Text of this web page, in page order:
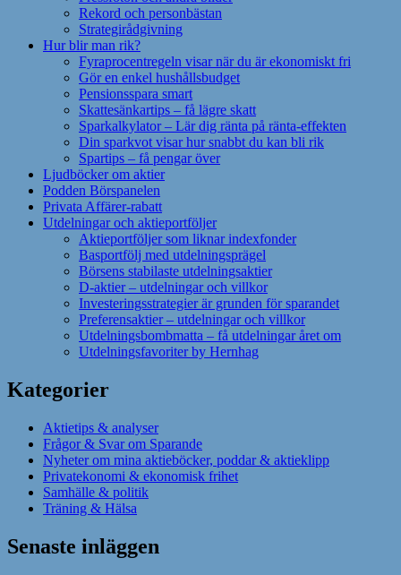
Rekord och personbästan
Strategirådgivning
Hur blir man rik?
Fyraprocentregeln visar när du är ekonomiskt fri
Gör en enkel hushållsbudget
Pensionsspara smart
Skattesänkartips – få lägre skatt
Sparkalkylator – Lär dig ränta på ränta-effekten
Din sparkvot visar hur snabbt du kan bli rik
Spartips – få pengar över
Ljudböcker om aktier
Podden Börspanelen
Privata Affärer-rabatt
Utdelningar och aktieportföljer
Aktieportföljer som liknar indexfonder
Basportfölj med utdelningsprägel
Börsens stabilaste utdelningsaktier
D-aktier – utdelningar och villkor
Investeringsstrategier är grunden för sparandet
Preferensaktier – utdelningar och villkor
Utdelningsbombmatta – få utdelningar året om
Utdelningsfavoriter by Hernhag
Kategorier
Aktietips & analyser
Frågor & Svar om Sparande
Nyheter om mina aktieböcker, poddar & aktieklipp
Privatekonomi & ekonomisk frihet
Samhälle & politik
Träning & Hälsa
Senaste inläggen